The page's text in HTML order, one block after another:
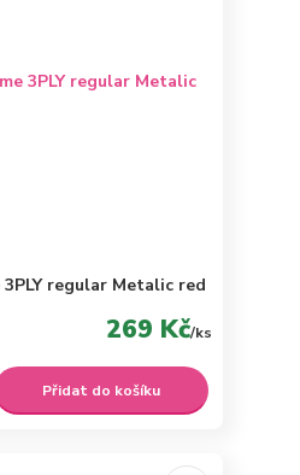
regular Metalic red
269 Kč/ks
Přidat do košíku